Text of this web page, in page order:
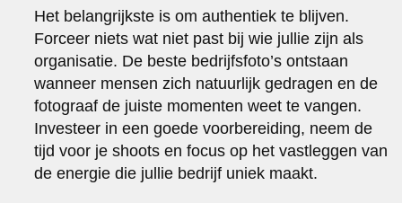
Het belangrijkste is om authentiek te blijven.
Forceer niets wat niet past bij wie jullie zijn als
organisatie. De beste bedrijfsfoto’s ontstaan
wanneer mensen zich natuurlijk gedragen en de
fotograaf de juiste momenten weet te vangen.
Investeer in een goede voorbereiding, neem de
tijd voor je shoots en focus op het vastleggen van
de energie die jullie bedrijf uniek maakt.